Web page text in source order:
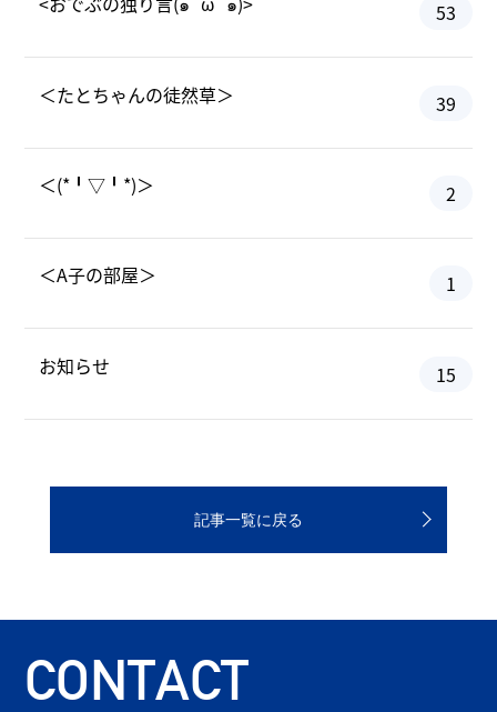
53
＜たとちゃんの徒然草＞ 39
＜(*╹▽╹*)＞ 2
＜A子の部屋＞ 1
お知らせ 15
記事一覧に戻る
CONTACT